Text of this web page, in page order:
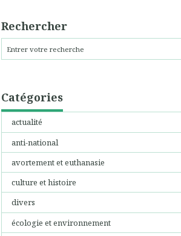
Rechercher
Catégories
actualité
anti-national
avortement et euthanasie
culture et histoire
divers
écologie et environnement